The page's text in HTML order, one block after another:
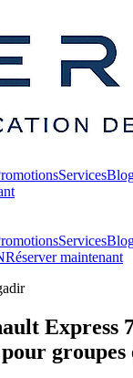
Services
Services
Réserver maintenant
Express
groupes